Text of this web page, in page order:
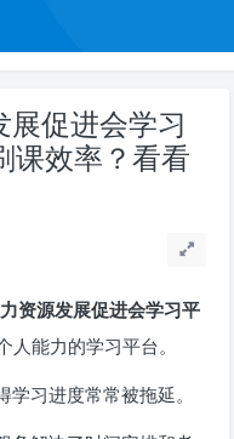
促进会学习
效率？看看
资源发展促进会学习平
能力的学习平台。
习进度常常被拖延。